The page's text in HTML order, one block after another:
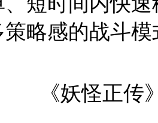
策略感的战斗模
《妖怪正